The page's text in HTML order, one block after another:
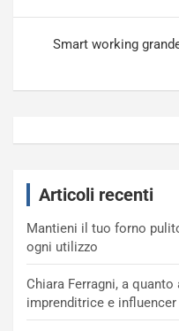
Smart working
Articoli recenti
Mantieni il tuo forno
ogni utilizzo
Chiara Ferragni, a
imprenditrice e influencer